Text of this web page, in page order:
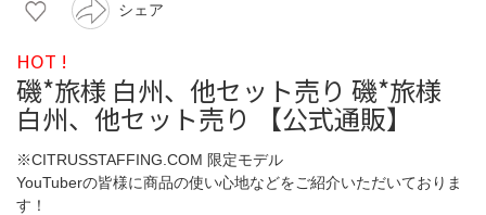
シェア
HOT !
磯*旅様 白州、他セット売り 磯*旅様
白州、他セット売り 【公式通販】
※CITRUSSTAFFING.COM 限定モデル
YouTuberの皆様に商品の使い心地などをご紹介いただいておりま
す！